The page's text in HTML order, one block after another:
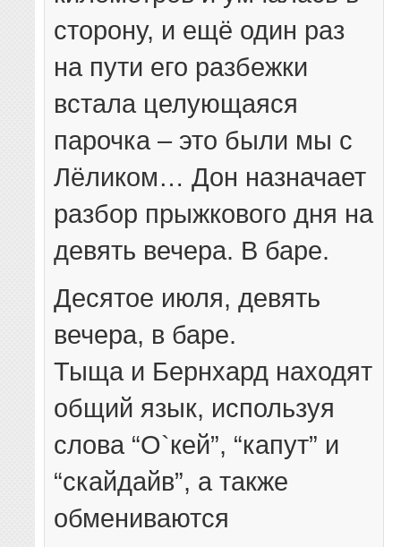
сторону, и ещё один раз
на пути его разбежки
встала целующаяся
парочка – это были мы с
Лёликом… Дон назначает
разбор прыжкового дня на
девять вечера. В баре.
Десятое июля, девять
вечера, в баре.
Тыща и Бернхард находят
общий язык, используя
слова “О`кей”, “капут” и
“скайдайв”, а также
обмениваются